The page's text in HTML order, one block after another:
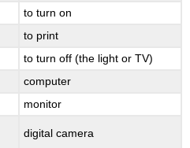
to turn on
to print
to turn off (the light or TV)
computer
monitor
digital camera